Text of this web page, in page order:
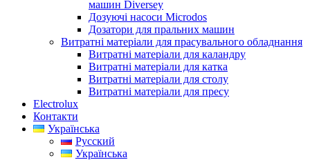
машин Diversey
Дозуючі насоси Microdos
Дозатори для пральних машин
Витратні матеріали для прасувального обладнання
Витратні матеріали для каландру
Витратні матеріали для катка
Витратні матеріали для столу
Витратні матеріали для пресу
Electrolux
Контакти
Українська
Русский
Українська